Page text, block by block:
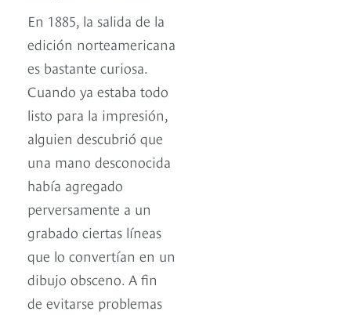
En 1885, la salida de la
edición norteamericana
es bastante curiosa.
Cuando ya estaba todo
listo para la impresión,
alguien descubrió que
una mano desconocida
había agregado
perversamente a un
grabado ciertas líneas
que lo convertían en un
dibujo obsceno. A fin
de evitarse problemas